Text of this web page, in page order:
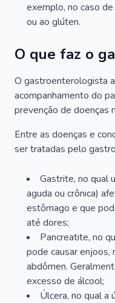
exemplo, no caso
ou ao glúten.
O que faz o
O gastroenterologista
acompanhamento do
prevenção de doenças
Entre as doenças e
ser tratadas pelo
Gastrite, no qual
aguda ou crônica)
estômago e que
até dores;
Pancreatite, no
pode causar enjoos,
abdômen.
excesso de álcool;
Úlcera, no qual a